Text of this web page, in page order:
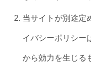
当サイトが別途定
イバシーポリシー
から効力を生じる